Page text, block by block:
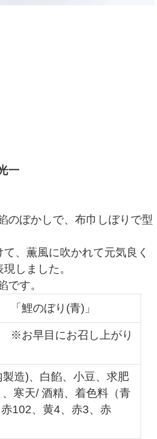
一
のぼかしで、布巾しぼりで型
、薫風に吹かれて元気良く
しました。
です。
「鯉のぼり(青)」
※お早目にお召し上がり
製造)、白餡、小豆、求肥
寒天/ 酒精、着色料（青
赤102、黄4、赤3、赤